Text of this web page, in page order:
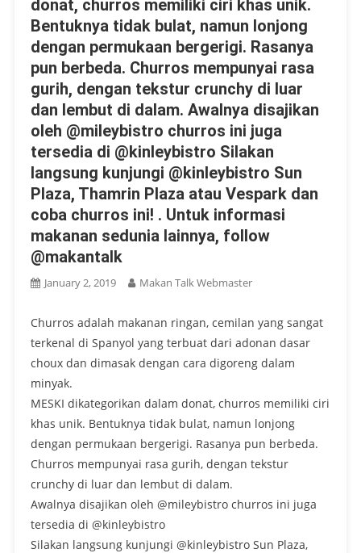
donat, churros memiliki ciri khas unik.
Bentuknya tidak bulat, namun lonjong
dengan permukaan bergerigi. Rasanya
pun berbeda. Churros mempunyai rasa
gurih, dengan tekstur crunchy di luar
dan lembut di dalam. Awalnya disajikan
oleh @mileybistro churros ini juga
tersedia di @kinleybistro Silakan
langsung kunjungi @kinleybistro Sun
Plaza, Thamrin Plaza atau Vespark dan
coba churros ini! . Untuk informasi
makanan sedunia lainnya, follow
@makantalk
January 2, 2019 Makan Talk Webmaster
Churros adalah makanan ringan, cemilan yang sangat
terkenal di Spanyol yang terbuat dari adonan dasar
choux dan dimasak dengan cara digoreng dalam
minyak.
MESKI dikategorikan dalam donat, churros memiliki ciri
khas unik. Bentuknya tidak bulat, namun lonjong
dengan permukaan bergerigi. Rasanya pun berbeda.
Churros mempunyai rasa gurih, dengan tekstur
crunchy di luar dan lembut di dalam.
Awalnya disajikan oleh @mileybistro churros ini juga
tersedia di @kinleybistro
Silakan langsung kunjungi @kinleybistro Sun Plaza,